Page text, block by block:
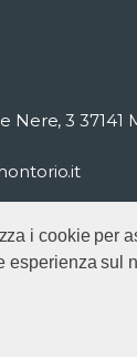
i cookie per
esperienza sul
Nere, 3 37141
In S.